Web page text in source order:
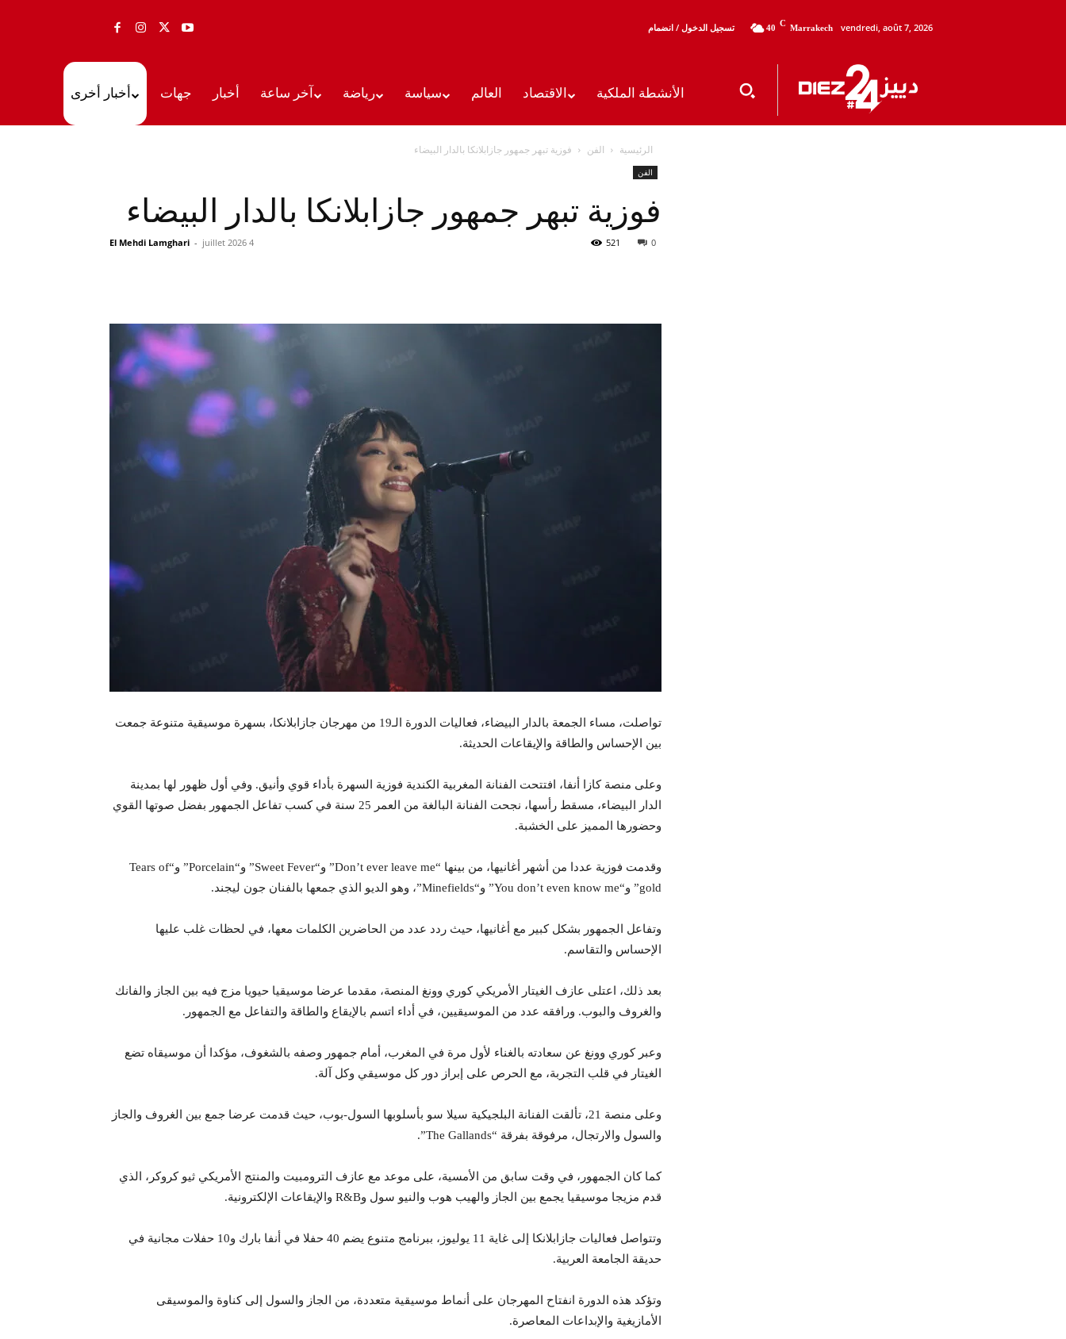
تسجيل الدخول / انضمام 40 C Marrakech vendredi, août 7, 2026
أخبار أخرى جهات أخبار آخر ساعة رياضة سياسة العالم الاقتصاد الأنشطة الملكية
الرئيسية الفن فوزية تبهر جمهور جازابلانكا بالدار البيضاء
الفن
فوزية تبهر جمهور جازابلانكا بالدار البيضاء
El Mehdi Lamghari - 4 juillet 2026 0
521
تواصلت، مساء الجمعة بالدار البيضاء، فعاليات الدورة الـ19 من مهرجان جازابلانكا، بسهرة موسيقية متنوعة جمعت
بين الإحساس والطاقة والإيقاعات الحديثة.
وعلى منصة كازا أنفا، افتتحت الفنانة المغربية الكندية فوزية السهرة بأداء قوي وأنيق. وفي أول ظهور لها بمدينة
الدار البيضاء، مسقط رأسها، نجحت الفنانة البالغة من العمر 25 سنة في كسب تفاعل الجمهور بفضل صوتها القوي
وحضورها المميز على الخشبة.
وقدمت فوزية عددا من أشهر أغانيها، من بينها “Don’t ever leave me” و“Sweet Fever” و“Porcelain” و“Tears of
gold” و“You don’t even know me” و“Minefields”، وهو الديو الذي جمعها بالفنان جون ليجند.
وتفاعل الجمهور بشكل كبير مع أغانيها، حيث ردد عدد من الحاضرين الكلمات معها، في لحظات غلب عليها
الإحساس والتقاسم.
بعد ذلك، اعتلى عازف الغيتار الأمريكي كوري وونغ المنصة، مقدما عرضا موسيقيا حيويا مزج فيه بين الجاز والفانك
والغروف والبوب. ورافقه عدد من الموسيقيين، في أداء اتسم بالإيقاع والطاقة والتفاعل مع الجمهور.
وعبر كوري وونغ عن سعادته بالغناء لأول مرة في المغرب، أمام جمهور وصفه بالشغوف، مؤكدا أن موسيقاه تضع
الغيتار في قلب التجربة، مع الحرص على إبراز دور كل موسيقي وكل آلة.
وعلى منصة 21، تألقت الفنانة البلجيكية سيلا سو بأسلوبها السول-بوب، حيث قدمت عرضا جمع بين الغروف والجاز
والسول والارتجال، مرفوقة بفرقة “The Gallands”.
كما كان الجمهور، في وقت سابق من الأمسية، على موعد مع عازف الترومبيت والمنتج الأمريكي ثيو كروكر، الذي
قدم مزيجا موسيقيا يجمع بين الجاز والهيب هوب والنيو سول وR&B والإيقاعات الإلكترونية.
وتتواصل فعاليات جازابلانكا إلى غاية 11 يوليوز، ببرنامج متنوع يضم 40 حفلا في أنفا بارك و10 حفلات مجانية في
حديقة الجامعة العربية.
وتؤكد هذه الدورة انفتاح المهرجان على أنماط موسيقية متعددة، من الجاز والسول إلى كناوة والموسيقى
الأمازيغية والإبداعات المعاصرة.